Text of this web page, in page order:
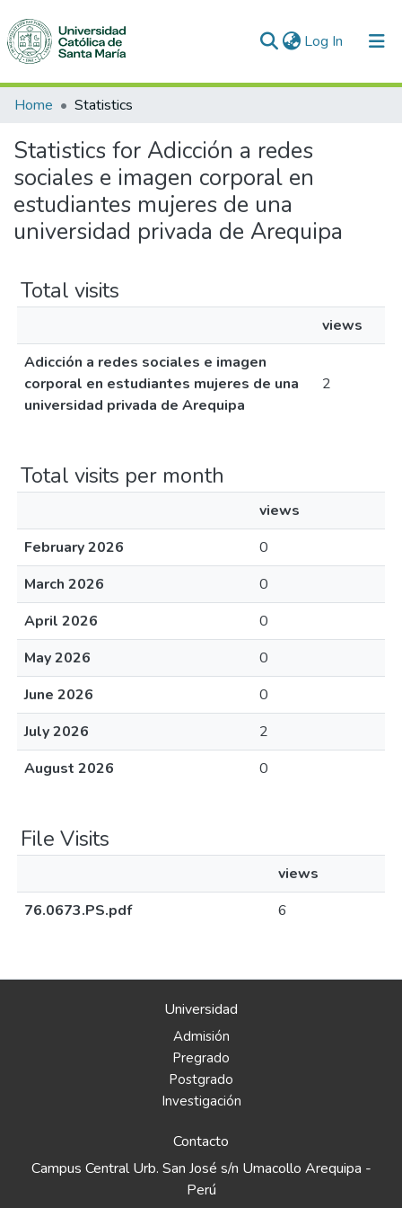
Log In (current)
Communities & Collections
All of DSpace
Home Statistics
Statistics for Adicción a redes
sociales e imagen corporal en
estudiantes mujeres de una
universidad privada de Arequipa
Total visits
views
Adicción a redes sociales e imagen
corporal en estudiantes mujeres de una
universidad privada de Arequipa
2
Total visits per month
views
February 2026
0
March 2026
0
April 2026
0
May 2026
0
June 2026
0
July 2026
2
August 2026
0
File Visits
views
76.0673.PS.pdf
6
Universidad
Admisión
Pregrado
Postgrado
Investigación
Contacto
Campus Central Urb. San José s/n Umacollo Arequipa -
Perú